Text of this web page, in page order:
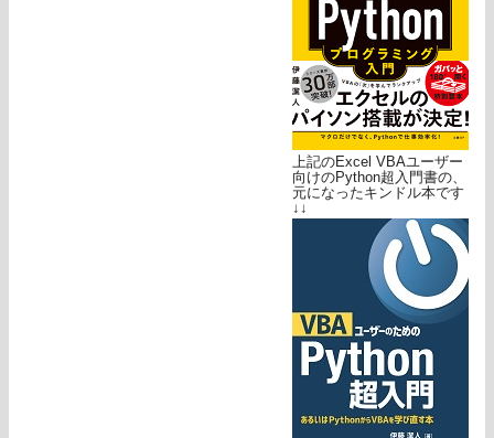
上記のExcel VBAユーザー
向けのPython超入門書の、
元になったキンドル本です
↓↓